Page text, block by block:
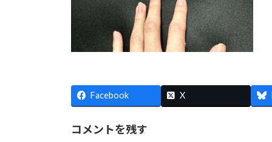
Facebook X
コメントを残す